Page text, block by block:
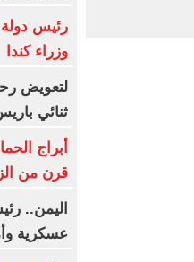
رئيس
وزراء كندا
لتعويض
ثنائي
أبراج
قرن من
اليمن..
عسكرية